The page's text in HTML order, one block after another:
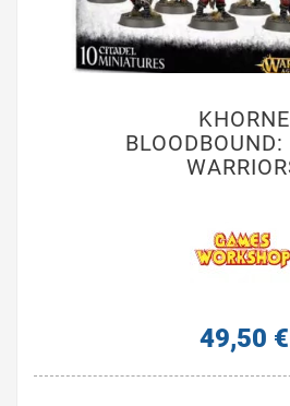
KHORNE
BLOODBOUND:
49,50 €